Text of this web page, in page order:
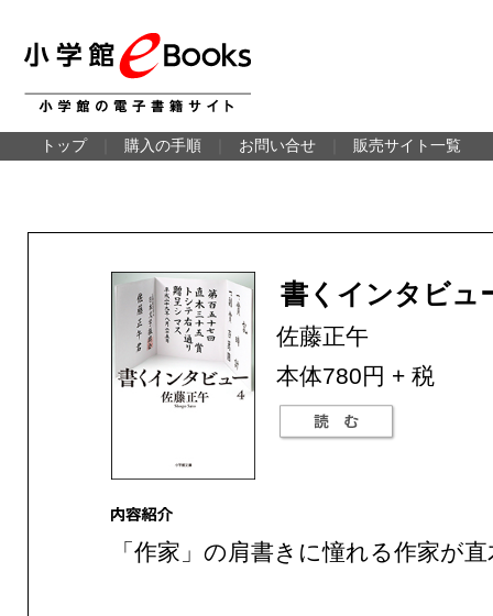
トップ 購入の手順 お問い合せ 販売サイト一覧
書くインタビュ
佐藤正午
本体780円 + 税
「作家」の肩書きに憧れる作家が